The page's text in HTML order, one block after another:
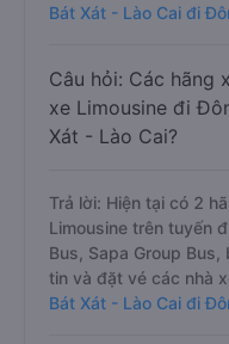
Bát Xát - Lào Cai đi
Câu hỏi: Các hãng
xe Limousine đi
Xát - Lào Cai?
Trả lời: Hiện tại có 2
Limousine trên tuyến
Bus, Sapa Group
tin và đặt vé các nhà
Bát Xát - Lào Cai đi